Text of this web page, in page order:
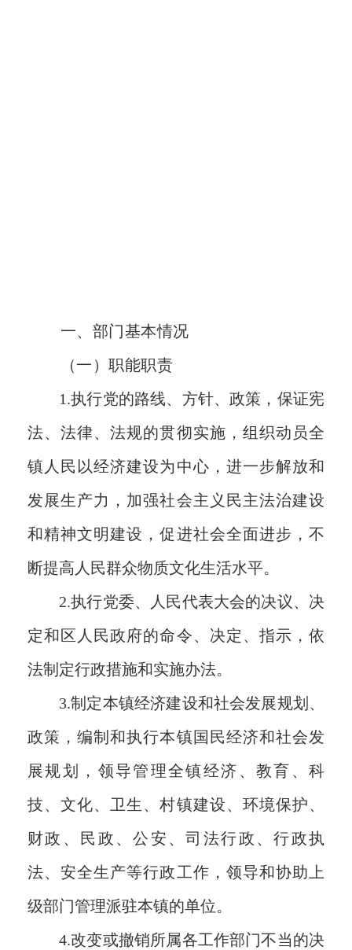
一、部门基本情况
（一）职能职责
1.执行党的路线、方针、政策，保证宪
法、法律、法规的贯彻实施，组织动员全
镇人民以经济建设为中心，进一步解放和
发展生产力，加强社会主义民主法治建设
和精神文明建设，促进社会全面进步，不
断提高人民群众物质文化生活水平。
2.执行党委、人民代表大会的决议、决
定和区人民政府的命令、决定、指示，依
法制定行政措施和实施办法。
3.制定本镇经济建设和社会发展规划、
政策，编制和执行本镇国民经济和社会发
展规划，领导管理全镇经济、教育、科
技、文化、卫生、村镇建设、环境保护、
财政、民政、公安、司法行政、行政执
法、安全生产等行政工作，领导和协助上
级部门管理派驻本镇的单位。
4.改变或撤销所属各工作部门不当的决